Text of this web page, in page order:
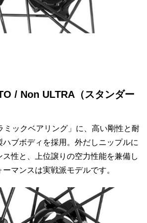
/ Non ULTRA（スタンダー
ミックベアリング」に、高い剛性と耐
ブボディを採用。外だしニップルに
ス性と、上位譲りの空力性能を兼備し
マンスは実戦派モデルです。